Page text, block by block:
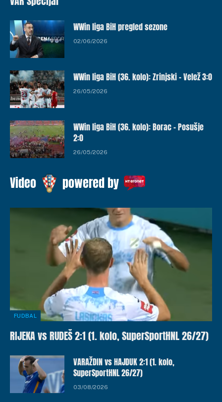
WWin liga BiH pregled sezone
02/06/2026
WWin liga BiH (36. kolo): Zrinjski – Velež 3:0
26/05/2026
WWin liga BiH (36. kolo): Borac – Posušje
2:0
26/05/2026
Video powered by
FUDBAL
RIJEKA vs RUDEŠ 2:1 (1. kolo, SuperSportHNL 26/27)
VARAŽDIN vs HAJDUK 2:1 (1. kolo,
SuperSportHNL 26/27)
03/08/2026